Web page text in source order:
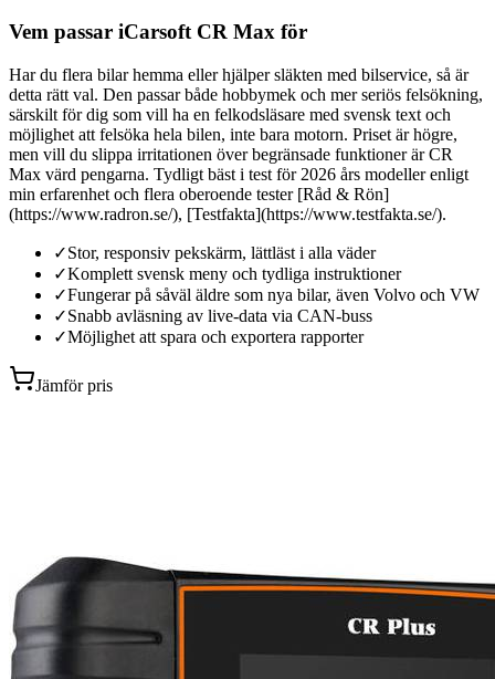
Vem passar iCarsoft CR Max för
Har du flera bilar hemma eller hjälper släkten med bilservice, så är
detta rätt val. Den passar både hobbymek och mer seriös felsökning,
särskilt för dig som vill ha en felkodsläsare med svensk text och
möjlighet att felsöka hela bilen, inte bara motorn. Priset är högre,
men vill du slippa irritationen över begränsade funktioner är CR
Max värd pengarna. Tydligt bäst i test för 2026 års modeller enligt
min erfarenhet och flera oberoende tester [Råd & Rön]
(https://www.radron.se/), [Testfakta](https://www.testfakta.se/).
✓Stor, responsiv pekskärm, lättläst i alla väder
✓Komplett svensk meny och tydliga instruktioner
✓Fungerar på såväl äldre som nya bilar, även Volvo och VW
✓Snabb avläsning av live-data via CAN-buss
✓Möjlighet att spara och exportera rapporter
Jämför pris